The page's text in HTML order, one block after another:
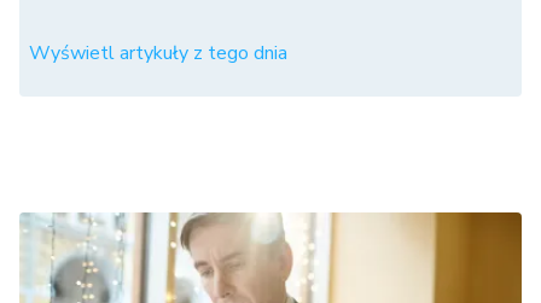
Wyświetl artykuły z tego dnia